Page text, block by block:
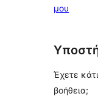
reviews
μου
Έχετε
βοήθεια;